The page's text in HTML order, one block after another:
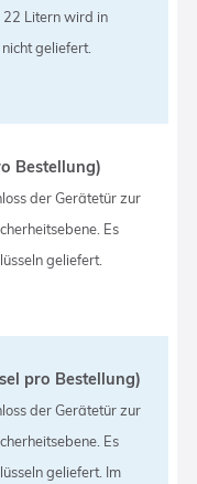
22 Litern wird in
geliefert.
Bestellung)
der Gerätetür zur
Es
geliefert.
pro Bestellung)
der Gerätetür zur
Es
geliefert. Im